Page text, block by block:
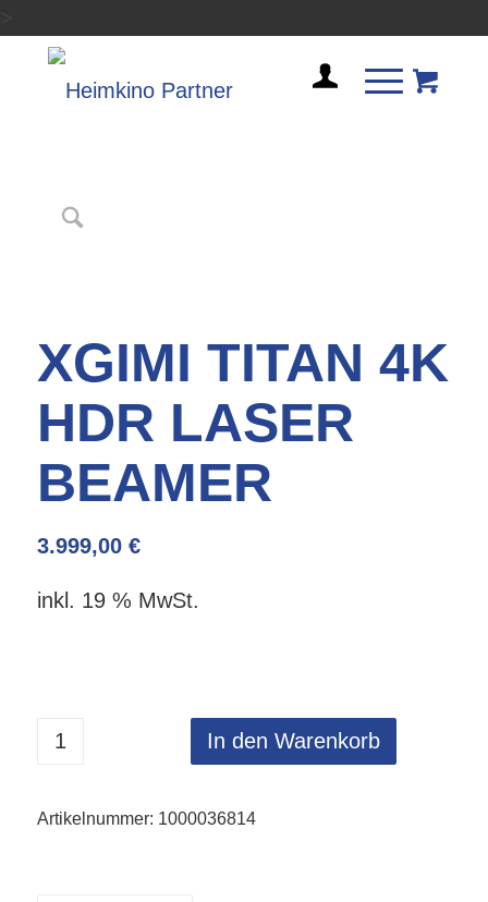
XGIMI TITAN 4K
HDR LASER
BEAMER
3.999,00 €
inkl. 19 % MwSt.
In den Warenkorb
Artikelnummer: 1000036814